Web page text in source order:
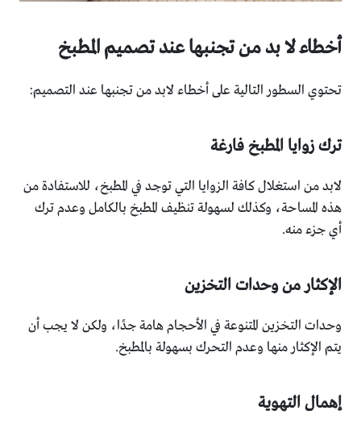
أخطاء لا بد من تجنبها عند تصميم المطبخ
تحتوي السطور التالية على أخطاء لابد من تجنبها عند التصميم:
ترك زوايا المطبخ فارغة
لابد من استغلال كافة الزوايا التي توجد في المطبخ، للاستفادة من
هذه المساحة، وكذلك لسهولة تنظيف المطبخ بالكامل وعدم ترك
أي جزء منه.
الإكثار من وحدات التخزين
وحدات التخزين المتنوعة في الأحجام هامة جدًا، ولكن لا يجب أن
يتم الإكثار منها وعدم التحرك بسهولة بالمطبخ.
إهمال التهوية